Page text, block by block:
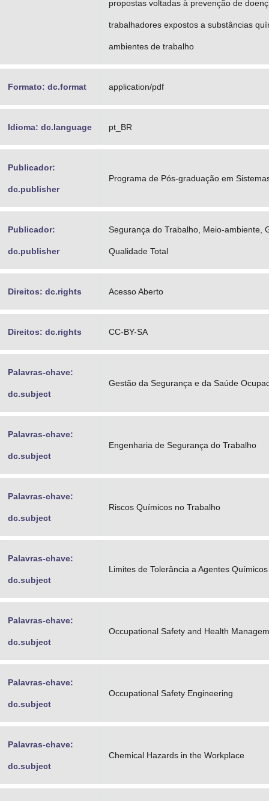
propostas voltadas à prevenção de
trabalhadores expostos a substâncias
ambientes de trabalho
Formato: dc.format application/pdf
Idioma: dc.language pt_BR
Publicador:
dc.publisher
Programa de Pós-graduação em
Publicador:
dc.publisher
Segurança do Trabalho, Meio-ambiente,
Qualidade Total
Direitos: dc.rights Acesso Aberto
Direitos: dc.rights CC-BY-SA
Palavras-chave:
dc.subject
Gestão da Segurança e da Saúde
Palavras-chave:
dc.subject
Engenharia de Segurança do Trabalho
Palavras-chave:
dc.subject
Riscos Químicos no Trabalho
Palavras-chave:
dc.subject
Limites de Tolerância a Agentes Químicos
Palavras-chave:
dc.subject
Occupational Safety and Health
Palavras-chave:
dc.subject
Occupational Safety Engineering
Palavras-chave:
dc.subject
Chemical Hazards in the Workplace